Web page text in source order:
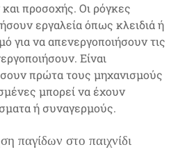
προσοχής. Οι ρόγκες
εργαλεία όπως κλειδιά ή
για να απενεργοποιήσουν τις
Είναι
πρώτα τους μηχανισμούς
μπορεί να έχουν
ή συναγερμούς.
παγίδων στο παιχνίδι